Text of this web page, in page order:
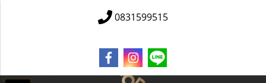
0831599515